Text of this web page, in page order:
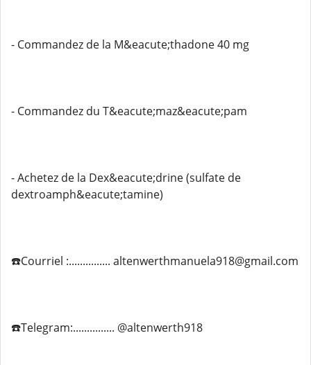
- Commandez de la M&eacute;thadone 40 mg
- Commandez du T&eacute;maz&eacute;pam
- Achetez de la Dex&eacute;drine (sulfate de
dextroamph&eacute;tamine)
☎️Courriel :............... altenwerthmanuela918@gmail.com
☎️Telegram:............... @altenwerth918